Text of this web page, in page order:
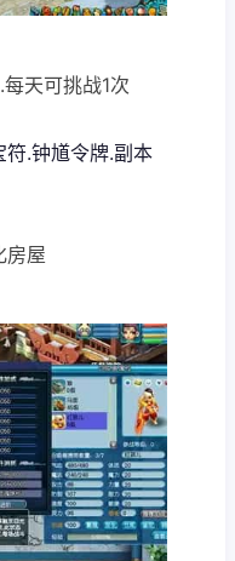
天可挑战1次
.钟馗令牌.副本
房屋